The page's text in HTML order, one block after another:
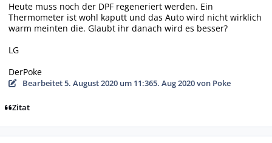
Heute muss noch der DPF regeneriert werden. Ein
Thermometer ist wohl kaputt und das Auto wird nicht wirklich
warm meinten die. Glaubt ihr danach wird es besser?
LG
DerPoke
Bearbeitet5. August 2020 um 11:365. Aug 2020von Poke
Zitat